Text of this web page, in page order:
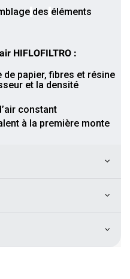
des éléments
HIFLOFILTRO :
papier, fibres et résine
et la densité
constant
à la première monte